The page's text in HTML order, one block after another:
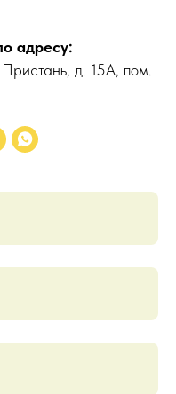
адресу:
д. 15А, пом.